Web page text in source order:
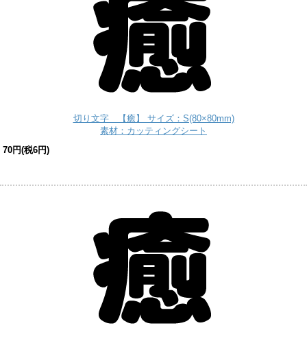
切り文字 【癒】 サイズ：S(80×80mm)
素材：カッティングシート
70円(税6円)